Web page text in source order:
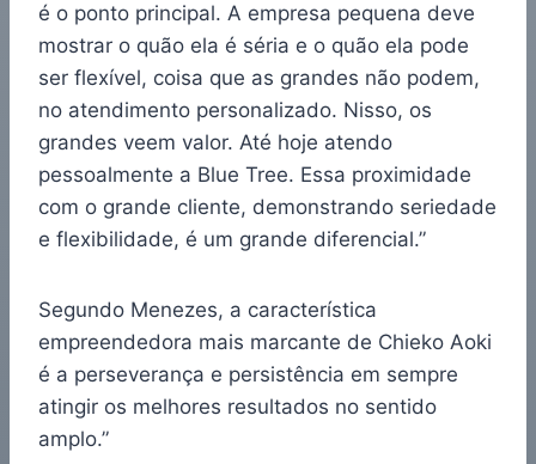
é o ponto principal. A empresa pequena deve
mostrar o quão ela é séria e o quão ela pode
ser flexível, coisa que as grandes não podem,
no atendimento personalizado. Nisso, os
grandes veem valor. Até hoje atendo
pessoalmente a Blue Tree. Essa proximidade
com o grande cliente, demonstrando seriedade
e flexibilidade, é um grande diferencial.”
Segundo Menezes, a característica
empreendedora mais marcante de Chieko Aoki
é a perseverança e persistência em sempre
atingir os melhores resultados no sentido
amplo.”